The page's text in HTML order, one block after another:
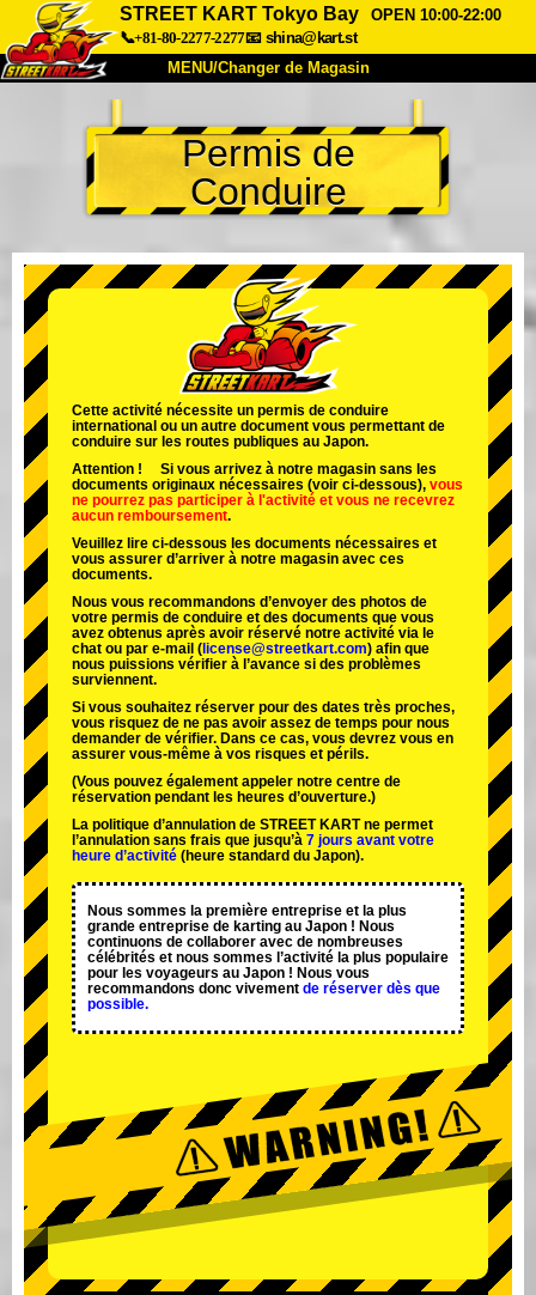
STREET KART Tokyo Bay
OPEN 10:00-22:00
📞+81-80-2277-2277📧 shina@kart.st
MENU/Changer de Magasin
À Propos Caractéristiques Tarifs
Accès Avis FAQ
Changer de Magasin
Tokyo Akihabara#1
Tokyo Akihabara#2
Tokyo Shibuya Annexe Baie de Tokyo
Tokyo Asakusa
Okinawa
Permis de
Conduire
Cette activité nécessite un permis de conduire
international ou un autre document vous permettant de
conduire sur les routes publiques au Japon.
Attention ! Si vous arrivez à notre magasin sans les
documents originaux nécessaires (voir ci-dessous), vous
ne pourrez pas participer à l'activité et vous ne recevrez
aucun remboursement.
Veuillez lire ci-dessous les documents nécessaires et
vous assurer d’arriver à notre magasin avec ces
documents.
Nous vous recommandons d’envoyer des photos de
votre permis de conduire et des documents que vous
avez obtenus après avoir réservé notre activité via le
chat ou par e-mail ( license@streetkart.com) afin que
nous puissions vérifier à l’avance si des problèmes
surviennent.
Si vous souhaitez réserver pour des dates très proches,
vous risquez de ne pas avoir assez de temps pour nous
demander de vérifier. Dans ce cas, vous devrez vous en
assurer vous-même à vos risques et périls.
(Vous pouvez également appeler notre centre de
réservation pendant les heures d’ouverture.)
La politique d’annulation de STREET KART ne permet
l’annulation sans frais que jusqu’à 7 jours avant votre
heure d’activité (heure standard du Japon).
Nous sommes la première entreprise et la plus
grande entreprise de karting au Japon ! Nous
continuons de collaborer avec de nombreuses
célébrités et nous sommes l’activité la plus populaire
pour les voyageurs au Japon ! Nous vous
recommandons donc vivement de réserver dès que
possible.